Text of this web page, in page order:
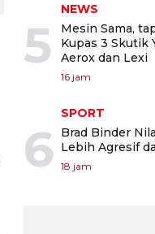
5
NEWS
Mesin Sama,
Kupas 3 Skutik
Aerox dan Lexi
16 jam
6
SPORT
Brad Binder
Lebih Agresif
18 jam